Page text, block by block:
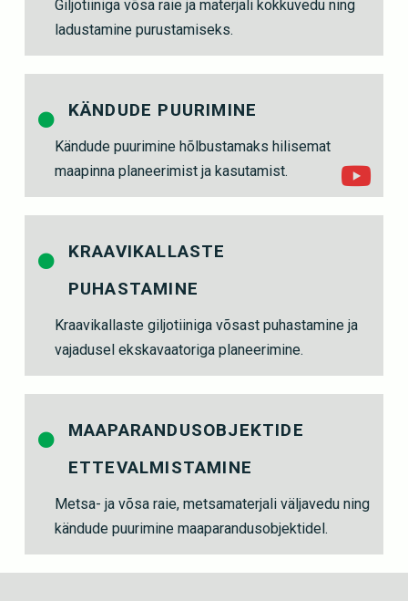
Giljotiiniga võsa raie ja materjali kokkuvedu ning
ladustamine purustamiseks.
KÄNDUDE PUURIMINE
Kändude puurimine hõlbustamaks hilisemat
maapinna planeerimist ja kasutamist.
KRAAVIKALLASTE
PUHASTAMINE
Kraavikallaste giljotiiniga võsast puhastamine ja
vajadusel ekskavaatoriga planeerimine.
MAAPARANDUSOBJEKTIDE
ETTEVALMISTAMINE
Metsa- ja võsa raie, metsamaterjali väljavedu ning
kändude puurimine maaparandusobjektidel.